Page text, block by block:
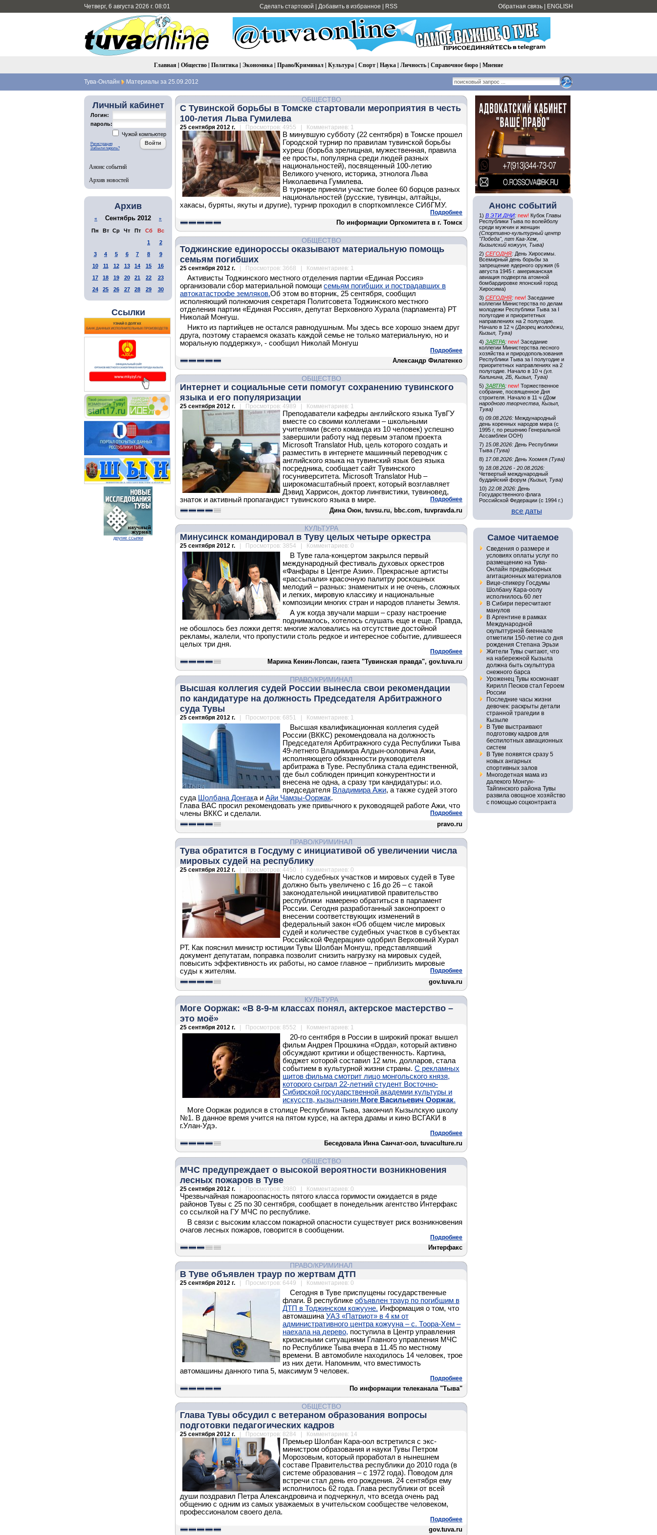
Четверг, 6 августа 2026 г. 08:01 Сделать стартовой Добавить в избранное RSS Обратная связь ENGLISH
Главная | Общество| Политика| Экономика| Право/Криминал| Культура| Спорт| Наука| Личность| Справочное бюро| Мнение
Тува-Онлайн Материалы за 25.09.2012
Личный кабинет
Логин:
пароль:
Чужой компьютер
Регистрация
Забыли пароль?
Анонс событий
Архив новостей
Архив
« Сентябрь 2012 »
Пн Вт Ср Чт Пт Сб
Вс
1
2
3
4 5 6 7 8
9
10
11 12 13 14 15
16
17
18 19 20 21 22
23
24
25 26 27 28 29 30
Ссылки
другие ссылки
ОБЩЕСТВО
С Тувинской борьбы в Томске стартовали мероприятия в честь
100-летия Льва Гумилева
25 сентября 2012 г. | Просмотров: 4955 | Комментариев: 1
В минувшую субботу (22 сентября) в Томске прошел
Городской турнир по правилам тувинской борьбы
хуреш (борьба зрелищная, мужественная, правила
ее просты, популярна среди людей разных
национальностей), посвященный 100-летию
Великого ученого, историка, этнолога Льва
Николаевича Гумилева.
В турнире приняли участие более 60 борцов разных
национальностей (русские, тувинцы, алтайцы,
хакасы, буряты, якуты и другие), турнир проходил в спорткомплексе СИбГМУ.
Подробнее
По информации Оргкомитета в г. Томск
ОБЩЕСТВО
Тоджинские единороссы оказывают материальную помощь
семьям погибших
25 сентября 2012 г. | Просмотров: 3668 | Комментариев: 1
Активисты Тоджинского местного отделения партии «Единая Россия»
организовали сбор материальной помощи семьям погибших и пострадавших в
автокатастрофе земляков.Об этом во вторник, 25 сентября, сообщил
исполняющий полномочия секретаря Политсовета Тоджинского местного
отделения партии «Единая Россия», депутат Верховного Хурала (парламента) РТ
Николай Монгуш.
Никто из партийцев не остался равнодушным. Мы здесь все хорошо знаем друг
друга, поэтому стараемся оказать каждой семье не только материальную, но и
моральную поддержку», - сообщил Николай Монгуш
Подробнее
Александр Филатенко
ОБЩЕСТВО
Интернет и социальные сети помогут сохранению тувинского
языка и его популяризации
25 сентября 2012 г. | Просмотров: 4989 | Комментариев: 1
Преподаватели кафедры английского языка ТувГУ
вместе со своими коллегами – школьными
учителями (всего команда из 10 человек) успешно
завершили работу над первым этапом проекта
Microsoft Translator Hub, цель которого создать и
разместить в интернете машинный переводчик с
английского языка на тувинский язык без языка
посредника, сообщает сайт Тувинского
госуниверситета. Microsoft Translator Hub –
широкомасштабный проект, который возглавляет
Дэвид Харрисон, доктор лингвистики, тувиновед,
знаток и активный пропагандист тувинского языка в мире.
Подробнее
Дина Оюн, tuvsu.ru, bbc.com, tuvpravda.ru
КУЛЬТУРА
Минусинск командировал в Туву целых четыре оркестра
25 сентября 2012 г. | Просмотров: 3854 | Комментариев: 0
В Туве гала-концертом закрылся первый
международный фестиваль духовых оркестров
«Фанфары в Центре Азии». Прекрасные артисты
«рассыпали» красочную палитру роскошных
мелодий – разных: знаменитых и не очень, сложных
и легких, мировую классику и национальные
композиции многих стран и народов планеты Земля.
А уж когда звучали марши – сразу настроение
поднималось, хотелось слушать еще и еще. Правда,
не обошлось без ложки дегтя: многие жаловались на отсутствие достойной
рекламы, жалели, что пропустили столь редкое и интересное событие, длившееся
целых три дня.
Подробнее
Марина Кенин-Лопсан, газета "Тувинская правда", gov.tuva.ru
ПРАВО/КРИМИНАЛ
Высшая коллегия судей России вынесла свои рекомендации
по кандидатуре на должность Председателя Арбитражного
суда Тувы
25 сентября 2012 г. | Просмотров: 6851 | Комментариев: 1
Высшая квалификационная коллегия судей
России (ВККС) рекомендовала на должность
Председателя Арбитражного суда Республики Тыва
49-летнего Владимира Алдын-ооловича Ажи,
исполняющего обязанности руководителя
арбитража в Туве. Республика стала единственной,
где был соблюден принцип конкурентности и
внесена не одна, а сразу три кандидатуры: и.о.
председателя Владимира Ажи, а также судей этого
суда Шолбана Донгака и Айи Чамзы-Ооржак.
Глава ВАС просил рекомендовать уже привычного к руководящей работе Ажи, что
члены ВККС и сделали.
Подробнее
pravo.ru
ПРАВО/КРИМИНАЛ
Тува обратится в Госдуму с инициативой об увеличении числа
мировых судей на республику
25 сентября 2012 г. | Просмотров: 4450 | Комментариев: 0
Число судебных участков и мировых судей в Туве
должно быть увеличено с 16 до 26 – с такой
законодательной инициативой правительство
республики намерено обратиться в парламент
России. Сегодня разработанный законопроект о
внесении соответствующих изменений в
федеральный закон «Об общем числе мировых
судей и количестве судебных участков в субъектах
Российской Федерации» одобрил Верховный Хурал
РТ. Как пояснил министр юстиции Тувы Шолбан Монгуш, представлявший
документ депутатам, поправка позволит снизить нагрузку на мировых судей,
повысить эффективность их работы, но самое главное – приблизить мировые
суды к жителям.
Подробнее
gov.tuva.ru
КУЛЬТУРА
Моге Ооржак: «В 8-9-м классах понял, актерское мастерство –
это моё»
25 сентября 2012 г. | Просмотров: 8552 | Комментариев: 1
20-го сентября в России в широкий прокат вышел
фильм Андрея Прошкина «Орда», который активно
обсуждают критики и общественность. Картина,
бюджет которой составил 12 млн. долларов, стала
событием в культурной жизни страны. С рекламных
щитов фильма смотрит лицо монгольского князя,
которого сыграл 22-летний студент Восточно-
Сибирской государственной академии культуры и
искусств, кызылчанин Моге Васильевич Ооржак.
Моге Ооржак родился в столице Республики Тыва, закончил Кызылскую школу
№1. В данное время учится на пятом курсе, на актера драмы и кино ВСГАКИ в
г.Улан-Удэ.
Подробнее
Беседовала Инна Санчат-оол, tuvaculture.ru
ОБЩЕСТВО
МЧС предупреждает о высокой вероятности возникновения
лесных пожаров в Туве
25 сентября 2012 г. | Просмотров: 3980 | Комментариев: 0
Чрезвычайная пожароопасность пятого класса горимости ожидается в ряде
районов Тувы с 25 по 30 сентября, сообщает в понедельник агентство Интерфакс
со ссылкой на ГУ МЧС по республике.
В связи с высоким классом пожарной опасности существует риск возникновения
очагов лесных пожаров, говорится в сообщении.
Подробнее
Интерфакс
ПРАВО/КРИМИНАЛ
В Туве объявлен траур по жертвам ДТП
25 сентября 2012 г. | Просмотров: 6449 | Комментариев: 0
Сегодня в Туве приспущены государственные
флаги. В республике объявлен траур по погибшим в
ДТП в Тоджинском кожууне. Информация о том, что
автомашина УАЗ «Патриот» в 4 км от
административного центра кожууна – с. Тоора-Хем –
наехала на дерево, поступила в Центр управления
кризисными ситуациями Главного управления МЧС
по Республике Тыва вчера в 11.45 по местному
времени. В автомобиле находилось 14 человек, трое
из них дети. Напомним, что вместимость
автомашины данного типа 5, максимум 9 человек.
Подробнее
По информации телеканала "Тыва"
ОБЩЕСТВО
Глава Тувы обсудил с ветераном образования вопросы
подготовки педагогических кадров
25 сентября 2012 г. | Просмотров: 8284 | Комментариев: 14
Премьер Шолбан Кара-оол встретился с экс-
министром образования и науки Тувы Петром
Морозовым, который проработал в нынешнем
составе Правительства республики до 2010 года (в
системе образования – с 1972 года). Поводом для
встречи стал день его рождения. 24 сентября ему
исполнилось 62 года. Глава республики от всей
души поздравил Петра Александровича и подчеркнул, что всегда очень рад
общению с одним из самых уважаемых в учительском сообществе человеком,
профессионалом своего дела.
Подробнее
gov.tuva.ru
Анонс событий
1) В ЭТИ ДНИ: new! Кубок Главы
Республики Тыва по волейболу
среди мужчин и женщин
(Спортивно-культурный центр
"Победа", пгт Каа-Хем,
Кызылский кожуун, Тыва)
2) СЕГОДНЯ: День Хиросимы.
Всемирный день борьбы за
запрещение ядерного оружия (6
августа 1945 г. американская
авиация подвергла атомной
бомбардировке японский город
Хиросима)
3) СЕГОДНЯ: new! Заседание
коллегии Министерства по делам
молодежи Республики Тыва за I
полугодие и приоритетных
направлениях на 2 полугодие.
Начало в 12 ч (Дворец молодежи,
Кызыл, Тува)
4) ЗАВТРА: new! Заседание
коллегии Министерства лесного
хозяйства и природопользования
Республики Тыва за I полугодие и
приоритетных направлениях на 2
полугодие. Начало в 10 ч (ул.
Калинина, 2Б, Кызыл, Тува)
5) ЗАВТРА: new! Торжественное
собрание, посвященное Дня
строителя. Начало в 11 ч (Дом
народного творчества, Кызыл,
Тува)
6) 09.08.2026: Международный
день коренных народов мира (с
1995 г, по решению Генеральной
Ассамблеи ООН)
7) 15.08.2026: День Республики
Тыва (Тува)
8) 17.08.2026: День Хоомея (Тува)
9) 18.08.2026 - 20.08.2026:
Четвертый международный
буддийский форум (Кызыл, Тува)
10) 22.08.2026: День
Государственного флага
Российской Федерации (с 1994 г.)
все даты
Самое читаемое
Сведения о размере и
условиях оплаты услуг по
размещению на Тува-
Онлайн предвыборных
агитационных материалов
Вице-спикеру Госдумы
Шолбану Кара-оолу
исполнилось 60 лет
В Сибири пересчитают
манулов
В Аргентине в рамках
Международной
скульптурной биеннале
отметили 150-летие со дня
рождения Степана Эрьзи
Жители Тувы считают, что
на набережной Кызыла
должна быть скульптура
снежного барса
Уроженец Тувы космонавт
Кирилл Песков стал Героем
России
Последние часы жизни
девочек: раскрыты детали
странной трагедии в
Кызыле
В Туве выстраивают
подготовку кадров для
беспилотных авиационных
систем
В Туве появятся сразу 5
новых ангарных
спортивных залов
Многодетная мама из
далекого Монгун-
Тайгинского района Тувы
развила овощное хозяйство
с помощью соцконтракта